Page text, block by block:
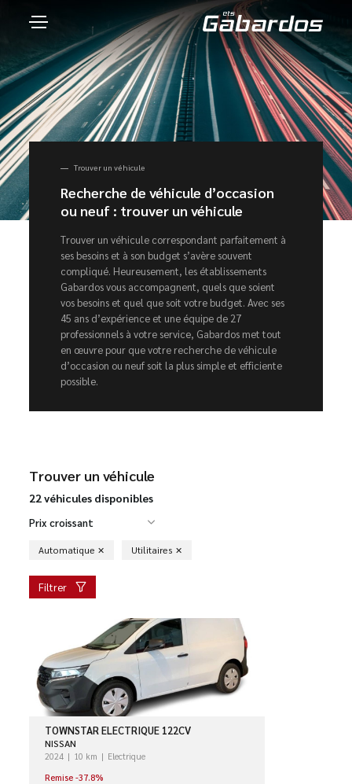
Trouver un véhicule
Recherche de véhicule d’occasion
ou neuf : trouver un véhicule
Trouver un véhicule correspondant parfaitement à
ses besoins et à son budget s’avère souvent
compliqué. Heureusement, les établissements
Gabardos vous accompagnent, quels que soient
vos besoins et quel que soit votre budget. Avec ses
45 ans d’expérience et une équipe de 27
professionnels à votre service, Gabardos met tout
en œuvre pour que votre recherche de véhicule
d’occasion ou neuf soit la plus simple et efficiente
possible.
Trouver un véhicule
22 véhicules disponibles
Prix croissant
Automatique Utilitaires
Filtrer
TOWNSTAR ELECTRIQUE 122CV
NISSAN
2024 10 km
Electrique
Remise -37.8%